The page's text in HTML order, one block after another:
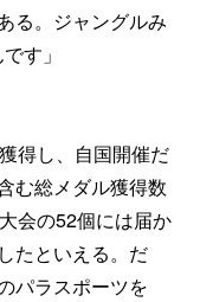
る。ジャングルみ
す」
得し、自国開催だ
む総メダル獲得数
会の52個には届か
たといえる。だ
パラスポーツを